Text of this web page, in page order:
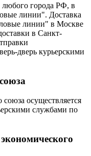
любого города РФ, в
линии". Доставка
линии" в Москве
в Санкт-
дверь курьерскими
осуществляется
службами по